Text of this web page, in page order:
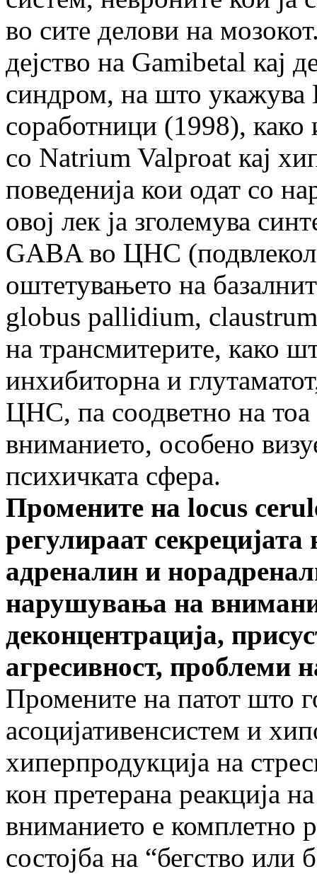
во сите делови на
дејство на Gamibetal кај
синдром, на што укажува
соработници (1998), како
со Natrium Valproat кај
поведенија кои одат со
овој лек ја зголемува
GABA во ЦНС
оштетувањето на
globus pallidium,
на трансмитерите, како
инхибиторна и
ЦНС, па соодветно на тоа
вниманието, особено
психичката сфера.
Промените на locus
регулираат
адреналин и
нарушувања на
деконцентрација,
агресивност, проблеми
Промените на патот што
асоцијативенсистем и
хиперпродукција на
кон претерана реакција
вниманието е комплетно
состојба на “бегство